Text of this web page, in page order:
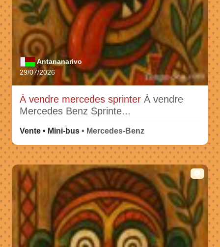
Antananarivo
29/07/2026
À vendre mercedes sprinter À vendre
Mercedes Benz Sprinte...
Vente • Mini-bus • Mercedes-Benz
📷